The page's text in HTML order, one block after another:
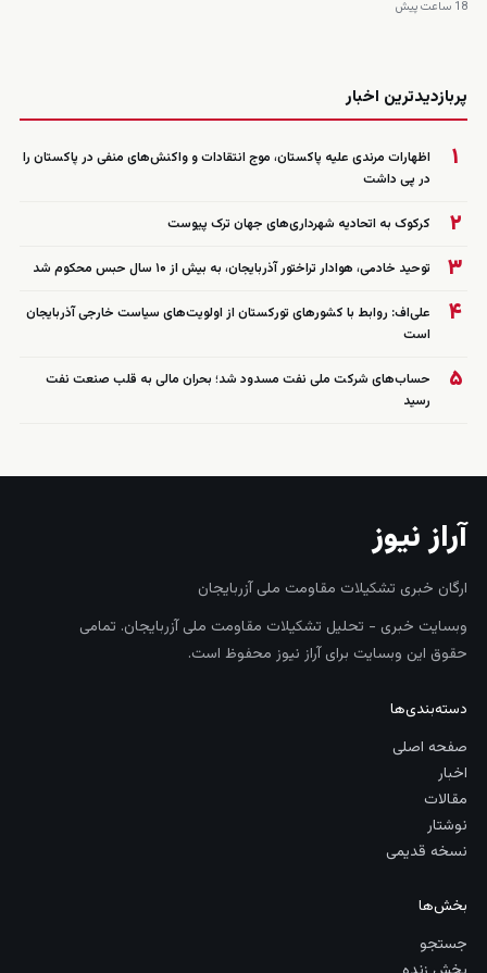
18 ساعت پیش
پربازدیدترین اخبار
۱
اظهارات مرندی علیه پاکستان، موج انتقادات و واکنش‌های منفی در پاکستان را
در پی داشت
۲ کرکوک به اتحادیه شهرداری‌های جهان ترک پیوست
۳ توحید خادمی، هوادار تراختور آذربایجان، به بیش از ۱۰ سال حبس محکوم شد
۴
علی‌اف: روابط با کشورهای تورکستان از اولویت‌های سیاست خارجی آذربایجان
است
۵
حساب‌های شرکت ملی نفت مسدود شد؛ بحران مالی به قلب صنعت نفت
رسید
آراز نیوز
ارگان خبری تشکیلات مقاومت ملی آزربایجان
وبسایت خبری - تحلیل تشکیلات مقاومت ملی آزربایجان. تمامی
حقوق این وبسایت برای آراز نیوز محفوظ است.
دسته‌بندی‌ها
صفحه اصلی
اخبار
مقالات
نوشتار
نسخه قدیمی
بخش‌ها
جستجو